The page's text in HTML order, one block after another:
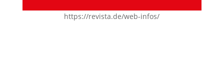
https://revista.de/web-infos/